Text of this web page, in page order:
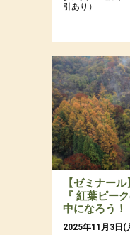
引あり）
【ゼミナー
『 紅葉ピー
中になろう！
2025年11月3日(